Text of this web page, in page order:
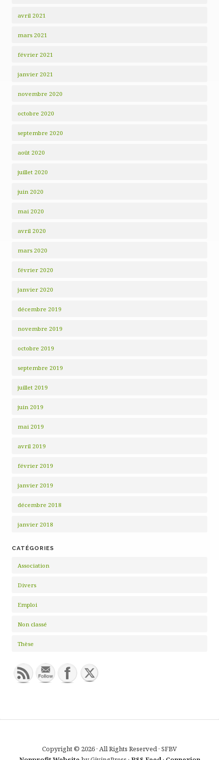
avril 2021
mars 2021
février 2021
janvier 2021
novembre 2020
octobre 2020
septembre 2020
août 2020
juillet 2020
juin 2020
mai 2020
avril 2020
mars 2020
février 2020
janvier 2020
décembre 2019
novembre 2019
octobre 2019
septembre 2019
juillet 2019
juin 2019
mai 2019
avril 2019
février 2019
janvier 2019
décembre 2018
janvier 2018
CATÉGORIES
Association
Divers
Emploi
Non classé
Thèse
Copyright © 2026 · All Rights Reserved · SFBV